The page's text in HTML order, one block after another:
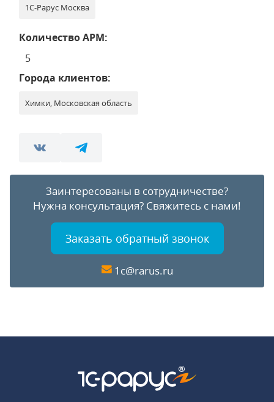
1С-Рарус Москва
Количество АРМ:
5
Города клиентов:
Химки, Московская область
Заинтересованы в сотрудничестве?
Нужна консультация? Свяжитесь с нами!
Заказать обратный звонок
1c@rarus.ru